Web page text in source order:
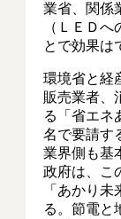
業省、関係
（ＬＥＤ
とで効果は
環境省と経
販売業者、
る「省エネ
名で要請す
業界側も基
政府は、こ
「あかり
る。節電と